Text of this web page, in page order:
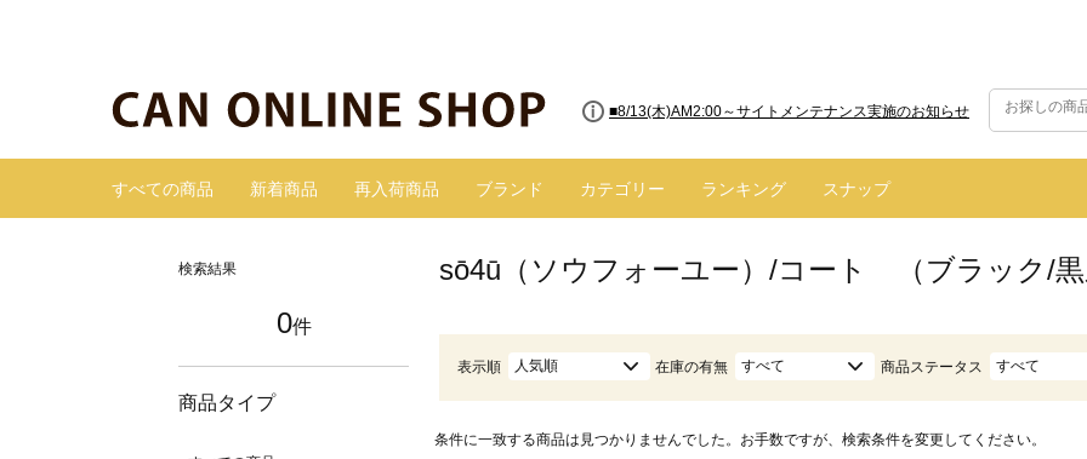
■8/13(木)AM2:00～サイトメンテナンス実施のお知らせ
すべての商品 新着商品 再入荷商品 ブランド カテゴリー ランキング スナップ
検索結果
0件
商品タイプ
sō4ū（ソウフォーユー）/コート （ブラック/
表示順 人気順 在庫の有無 すべて 商品ステータス すべて
条件に一致する商品は見つかりませんでした。お手数ですが、検索条件を変更してください。